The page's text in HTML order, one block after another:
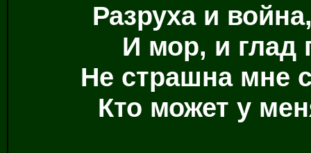
Разруха и
И мор, и глад
Не страшна мне
Кто может у